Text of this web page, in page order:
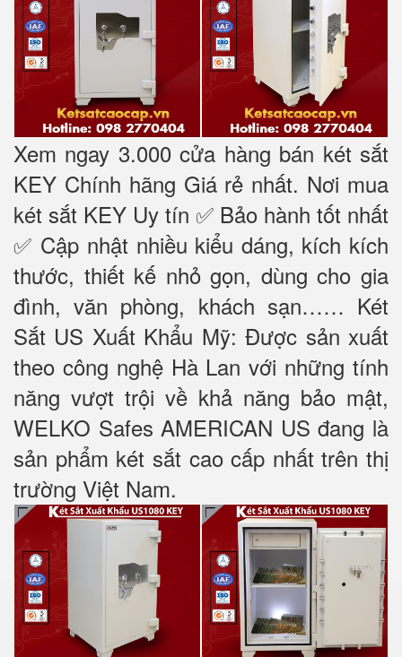
Xem ngay 3.000 cửa hàng bán két sắt
KEY Chính hãng Giá rẻ nhất. Nơi mua
két sắt KEY Uy tín ✅ Bảo hành tốt nhất
✅ Cập nhật nhiều kiểu dáng, kích kích
thước, thiết kế nhỏ gọn, dùng cho gia
đình, văn phòng, khách sạn…… Két
Sắt US Xuất Khẩu Mỹ: Được sản xuất
theo công nghệ Hà Lan với những tính
năng vượt trội về khả năng bảo mật,
WELKO Safes AMERICAN US đang là
sản phẩm két sắt cao cấp nhất trên thị
trường Việt Nam.